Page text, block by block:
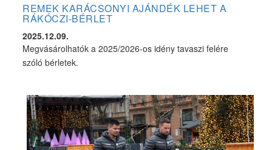
REMEK KARÁCSONYI AJÁNDÉK LEHET A
RÁKÓCZI-BÉRLET
2025.12.09.
Megvásárolhatók a 2025/2026-os idény tavaszi felére
szóló bérletek.